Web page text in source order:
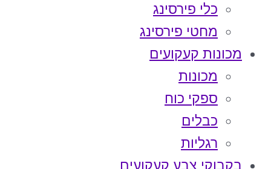
כלי פירסינג
מחטי פירסינג
מכונות קעקועים
מכונות
ספקי כוח
כבלים
רגליות
בקבוקי צבע קעקועים